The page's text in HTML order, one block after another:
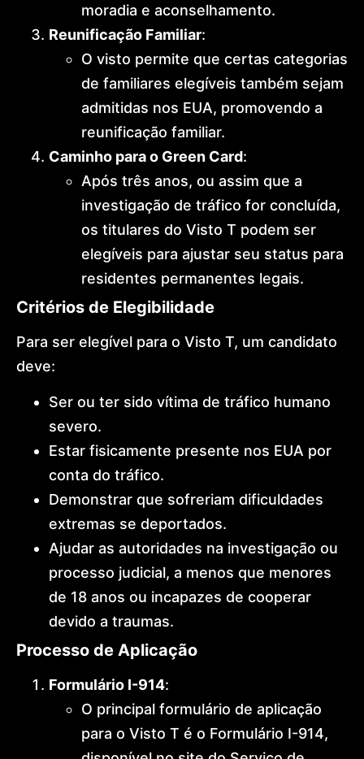
moradia e aconselhamento.
Reunificação Familiar:
O visto permite que certas categorias
de familiares elegíveis também sejam
admitidas nos EUA, promovendo a
reunificação familiar.
Caminho para o Green Card:
Após três anos, ou assim que a
investigação de tráfico for concluída,
os titulares do Visto T podem ser
elegíveis para ajustar seu status para
residentes permanentes legais.
Critérios de Elegibilidade
Para ser elegível para o Visto T, um candidato
deve:
Ser ou ter sido vítima de tráfico humano
severo.
Estar fisicamente presente nos EUA por
conta do tráfico.
Demonstrar que sofreriam dificuldades
extremas se deportados.
Ajudar as autoridades na investigação ou
processo judicial, a menos que menores
de 18 anos ou incapazes de cooperar
devido a traumas.
Processo de Aplicação
Formulário I-914:
O principal formulário de aplicação
para o Visto T é o Formulário I-914,